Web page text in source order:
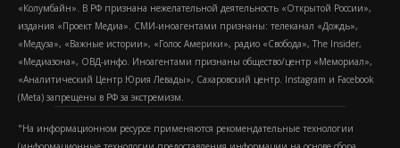
«Колумбайн». В РФ признана нежелательной деятельность «Открытой России»,
издания «Проект Медиа». СМИ-иноагентами признаны: телеканал «Дождь»,
«Медуза», «Важные истории», «Голос Америки», радио «Свобода», The Insider,
«Медиазона», ОВД-инфо. Иноагентами признаны общество/центр «Мемориал»,
«Аналитический Центр Юрия Левады», Сахаровский центр. Instagram и Facebook
(Metа) запрещены в РФ за экстремизм.
"На информационном ресурсе применяются рекомендательные технологии